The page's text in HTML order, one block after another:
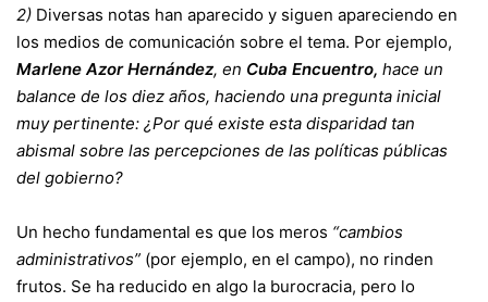
2) Diversas notas han aparecido y siguen apareciendo en
los medios de comunicación sobre el tema. Por ejemplo,
Marlene Azor Hernández, en Cuba Encuentro, hace un
balance de los diez años, haciendo una pregunta inicial
muy pertinente: ¿Por qué existe esta disparidad tan
abismal sobre las percepciones de las políticas públicas
del gobierno?
Un hecho fundamental es que los meros “cambios
administrativos” (por ejemplo, en el campo), no rinden
frutos. Se ha reducido en algo la burocracia, pero lo